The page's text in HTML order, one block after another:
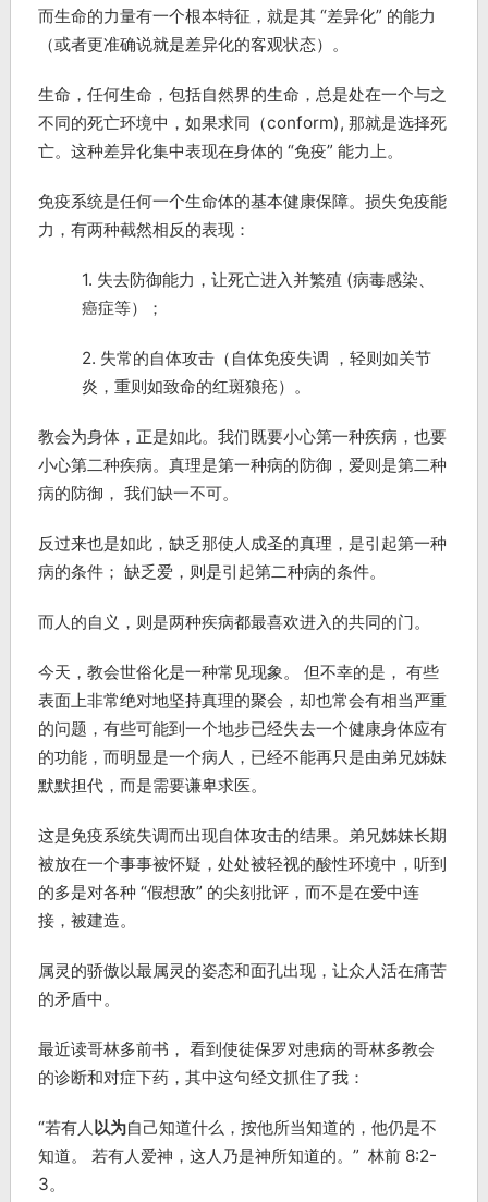
而生命的力量有一个根本特征，就是其 “差异化” 的能力
（或者更准确说就是差异化的客观状态）。
生命，任何生命，包括自然界的生命，总是处在一个与之
不同的死亡环境中，如果求同（conform), 那就是选择死
亡。这种差异化集中表现在身体的 “免疫” 能力上。
免疫系统是任何一个生命体的基本健康保障。损失免疫能
力，有两种截然相反的表现：
1. 失去防御能力，让死亡进入并繁殖 (病毒感染、
癌症等）；
2. 失常的自体攻击（自体免疫失调 ，轻则如关节
炎，重则如致命的红斑狼疮）。
教会为身体，正是如此。我们既要小心第一种疾病，也要
小心第二种疾病。真理是第一种病的防御，爱则是第二种
病的防御， 我们缺一不可。
反过来也是如此，缺乏那使人成圣的真理，是引起第一种
病的条件； 缺乏爱，则是引起第二种病的条件。
而人的自义，则是两种疾病都最喜欢进入的共同的门。
今天，教会世俗化是一种常见现象。 但不幸的是， 有些
表面上非常绝对地坚持真理的聚会，却也常会有相当严重
的问题，有些可能到一个地步已经失去一个健康身体应有
的功能，而明显是一个病人，已经不能再只是由弟兄姊妹
默默担代，而是需要谦卑求医。
这是免疫系统失调而出现自体攻击的结果。弟兄姊妹长期
被放在一个事事被怀疑，处处被轻视的酸性环境中，听到
的多是对各种 “假想敌” 的尖刻批评，而不是在爱中连
接，被建造。
属灵的骄傲以最属灵的姿态和面孔出现，让众人活在痛苦
的矛盾中。
最近读哥林多前书， 看到使徒保罗对患病的哥林多教会
的诊断和对症下药，其中这句经文抓住了我：
“若有人以为自己知道什么，按他所当知道的，他仍是不
知道。 若有人爱神，这人乃是神所知道的。” 林前 8:2-
3。